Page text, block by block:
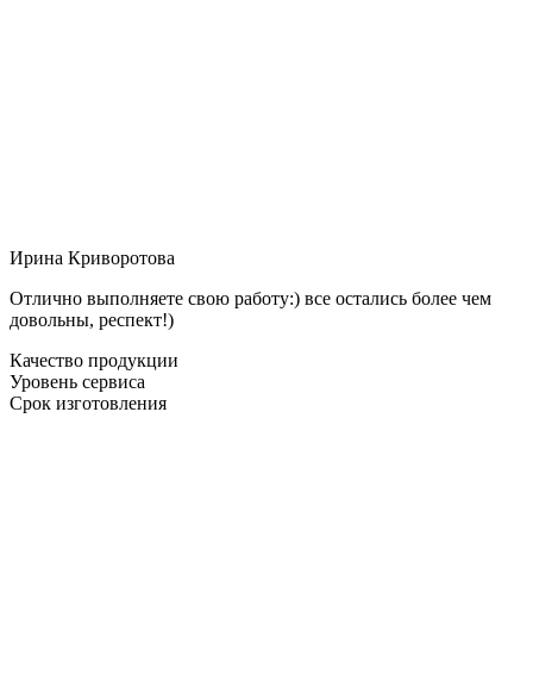
Ирина Криворотова
Отлично выполняете свою работу:) все остались более чем
довольны, респект!)
Качество продукции
Уровень сервиса
Срок изготовления